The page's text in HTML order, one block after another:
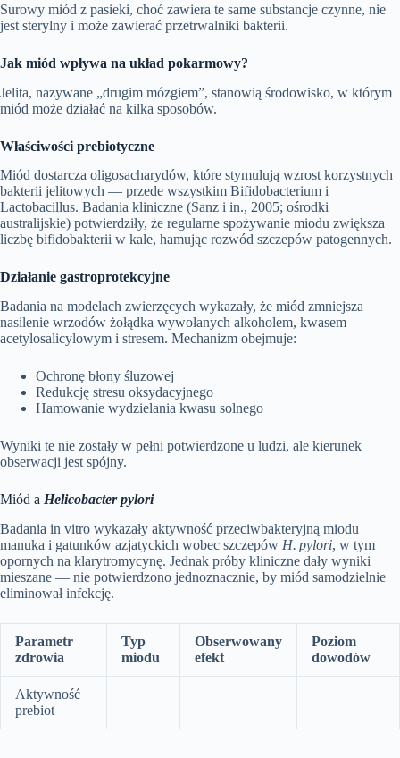
Surowy miód z pasieki, choć zawiera te same substancje czynne, nie
jest sterylny i może zawierać przetrwalniki bakterii.
Jak miód wpływa na układ pokarmowy?
Jelita, nazywane „drugim mózgiem”, stanowią środowisko, w którym
miód może działać na kilka sposobów.
Właściwości prebiotyczne
Miód dostarcza oligosacharydów, które stymulują wzrost korzystnych
bakterii jelitowych — przede wszystkim Bifidobacterium i
Lactobacillus. Badania kliniczne (Sanz i in., 2005; ośrodki
australijskie) potwierdziły, że regularne spożywanie miodu zwiększa
liczbę bifidobakterii w kale, hamując rozwód szczepów patogennych.
Działanie gastroprotekcyjne
Badania na modelach zwierzęcych wykazały, że miód zmniejsza
nasilenie wrzodów żołądka wywołanych alkoholem, kwasem
acetylosalicylowym i stresem. Mechanizm obejmuje:
Ochronę błony śluzowej
Redukcję stresu oksydacyjnego
Hamowanie wydzielania kwasu solnego
Wyniki te nie zostały w pełni potwierdzone u ludzi, ale kierunek
obserwacji jest spójny.
Miód a Helicobacter pylori
Badania in vitro wykazały aktywność przeciwbakteryjną miodu
manuka i gatunków azjatyckich wobec szczepów H. pylori, w tym
opornych na klarytromycynę. Jednak próby kliniczne dały wyniki
mieszane — nie potwierdzono jednoznacznie, by miód samodzielnie
eliminował infekcję.
Parametr
zdrowia
Typ
miodu
Obserwowany
efekt
Poziom
dowodów
Aktywność
prebiot